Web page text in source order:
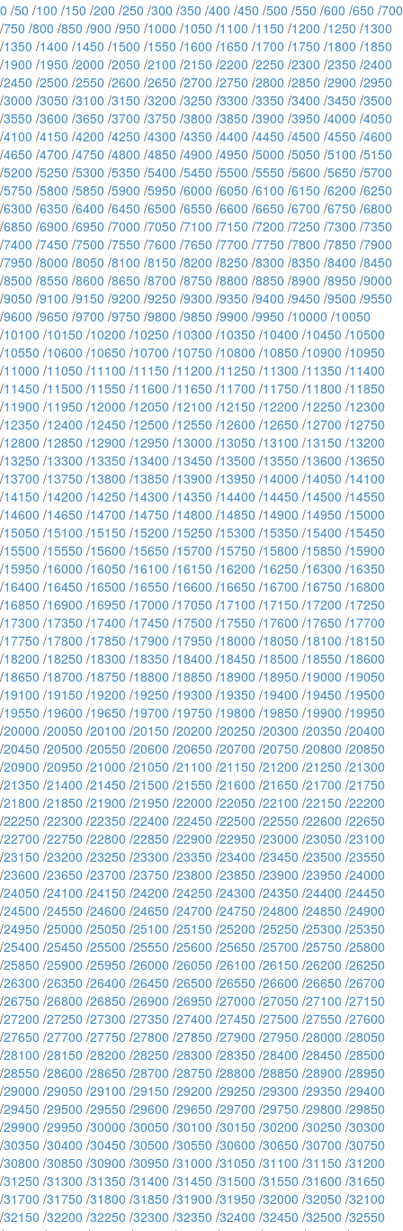
0 /50 /100 /150 /200 /250 /300 /350 /400 /450 /500 /550 /600 /650 /700
/750 /800 /850 /900 /950 /1000 /1050 /1100 /1150 /1200 /1250 /1300
/1350 /1400 /1450 /1500 /1550 /1600 /1650 /1700 /1750 /1800 /1850
/1900 /1950 /2000 /2050 /2100 /2150 /2200 /2250 /2300 /2350 /2400
/2450 /2500 /2550 /2600 /2650 /2700 /2750 /2800 /2850 /2900 /2950
/3000 /3050 /3100 /3150 /3200 /3250 /3300 /3350 /3400 /3450 /3500
/3550 /3600 /3650 /3700 /3750 /3800 /3850 /3900 /3950 /4000 /4050
/4100 /4150 /4200 /4250 /4300 /4350 /4400 /4450 /4500 /4550 /4600
/4650 /4700 /4750 /4800 /4850 /4900 /4950 /5000 /5050 /5100 /5150
/5200 /5250 /5300 /5350 /5400 /5450 /5500 /5550 /5600 /5650 /5700
/5750 /5800 /5850 /5900 /5950 /6000 /6050 /6100 /6150 /6200 /6250
/6300 /6350 /6400 /6450 /6500 /6550 /6600 /6650 /6700 /6750 /6800
/6850 /6900 /6950 /7000 /7050 /7100 /7150 /7200 /7250 /7300 /7350
/7400 /7450 /7500 /7550 /7600 /7650 /7700 /7750 /7800 /7850 /7900
/7950 /8000 /8050 /8100 /8150 /8200 /8250 /8300 /8350 /8400 /8450
/8500 /8550 /8600 /8650 /8700 /8750 /8800 /8850 /8900 /8950 /9000
/9050 /9100 /9150 /9200 /9250 /9300 /9350 /9400 /9450 /9500 /9550
/9600 /9650 /9700 /9750 /9800 /9850 /9900 /9950 /10000 /10050
/10100 /10150 /10200 /10250 /10300 /10350 /10400 /10450 /10500
/10550 /10600 /10650 /10700 /10750 /10800 /10850 /10900 /10950
/11000 /11050 /11100 /11150 /11200 /11250 /11300 /11350 /11400
/11450 /11500 /11550 /11600 /11650 /11700 /11750 /11800 /11850
/11900 /11950 /12000 /12050 /12100 /12150 /12200 /12250 /12300
/12350 /12400 /12450 /12500 /12550 /12600 /12650 /12700 /12750
/12800 /12850 /12900 /12950 /13000 /13050 /13100 /13150 /13200
/13250 /13300 /13350 /13400 /13450 /13500 /13550 /13600 /13650
/13700 /13750 /13800 /13850 /13900 /13950 /14000 /14050 /14100
/14150 /14200 /14250 /14300 /14350 /14400 /14450 /14500 /14550
/14600 /14650 /14700 /14750 /14800 /14850 /14900 /14950 /15000
/15050 /15100 /15150 /15200 /15250 /15300 /15350 /15400 /15450
/15500 /15550 /15600 /15650 /15700 /15750 /15800 /15850 /15900
/15950 /16000 /16050 /16100 /16150 /16200 /16250 /16300 /16350
/16400 /16450 /16500 /16550 /16600 /16650 /16700 /16750 /16800
/16850 /16900 /16950 /17000 /17050 /17100 /17150 /17200 /17250
/17300 /17350 /17400 /17450 /17500 /17550 /17600 /17650 /17700
/17750 /17800 /17850 /17900 /17950 /18000 /18050 /18100 /18150
/18200 /18250 /18300 /18350 /18400 /18450 /18500 /18550 /18600
/18650 /18700 /18750 /18800 /18850 /18900 /18950 /19000 /19050
/19100 /19150 /19200 /19250 /19300 /19350 /19400 /19450 /19500
/19550 /19600 /19650 /19700 /19750 /19800 /19850 /19900 /19950
/20000 /20050 /20100 /20150 /20200 /20250 /20300 /20350 /20400
/20450 /20500 /20550 /20600 /20650 /20700 /20750 /20800 /20850
/20900 /20950 /21000 /21050 /21100 /21150 /21200 /21250 /21300
/21350 /21400 /21450 /21500 /21550 /21600 /21650 /21700 /21750
/21800 /21850 /21900 /21950 /22000 /22050 /22100 /22150 /22200
/22250 /22300 /22350 /22400 /22450 /22500 /22550 /22600 /22650
/22700 /22750 /22800 /22850 /22900 /22950 /23000 /23050 /23100
/23150 /23200 /23250 /23300 /23350 /23400 /23450 /23500 /23550
/23600 /23650 /23700 /23750 /23800 /23850 /23900 /23950 /24000
/24050 /24100 /24150 /24200 /24250 /24300 /24350 /24400 /24450
/24500 /24550 /24600 /24650 /24700 /24750 /24800 /24850 /24900
/24950 /25000 /25050 /25100 /25150 /25200 /25250 /25300 /25350
/25400 /25450 /25500 /25550 /25600 /25650 /25700 /25750 /25800
/25850 /25900 /25950 /26000 /26050 /26100 /26150 /26200 /26250
/26300 /26350 /26400 /26450 /26500 /26550 /26600 /26650 /26700
/26750 /26800 /26850 /26900 /26950 /27000 /27050 /27100 /27150
/27200 /27250 /27300 /27350 /27400 /27450 /27500 /27550 /27600
/27650 /27700 /27750 /27800 /27850 /27900 /27950 /28000 /28050
/28100 /28150 /28200 /28250 /28300 /28350 /28400 /28450 /28500
/28550 /28600 /28650 /28700 /28750 /28800 /28850 /28900 /28950
/29000 /29050 /29100 /29150 /29200 /29250 /29300 /29350 /29400
/29450 /29500 /29550 /29600 /29650 /29700 /29750 /29800 /29850
/29900 /29950 /30000 /30050 /30100 /30150 /30200 /30250 /30300
/30350 /30400 /30450 /30500 /30550 /30600 /30650 /30700 /30750
/30800 /30850 /30900 /30950 /31000 /31050 /31100 /31150 /31200
/31250 /31300 /31350 /31400 /31450 /31500 /31550 /31600 /31650
/31700 /31750 /31800 /31850 /31900 /31950 /32000 /32050 /32100
/32150 /32200 /32250 /32300 /32350 /32400 /32450 /32500 /32550